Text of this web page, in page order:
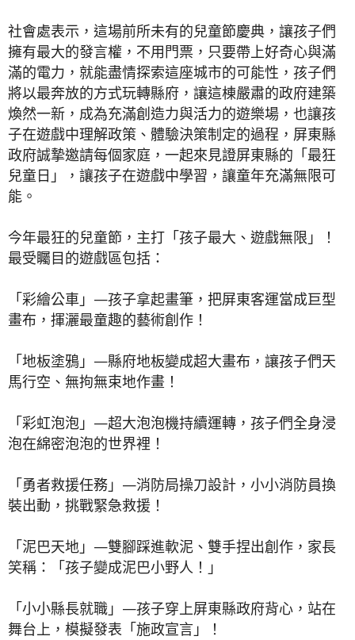
社會處表示，這場前所未有的兒童節慶典，讓孩子們
擁有最大的發言權，不用門票，只要帶上好奇心與滿
滿的電力，就能盡情探索這座城市的可能性，孩子們
將以最奔放的方式玩轉縣府，讓這棟嚴肅的政府建築
煥然一新，成為充滿創造力與活力的遊樂場，也讓孩
子在遊戲中理解政策、體驗決策制定的過程，屏東縣
政府誠摯邀請每個家庭，一起來見證屏東縣的「最狂
兒童日」，讓孩子在遊戲中學習，讓童年充滿無限可
能。
今年最狂的兒童節，主打「孩子最大、遊戲無限」！
最受矚目的遊戲區包括：
「彩繪公車」—孩子拿起畫筆，把屏東客運當成巨型
畫布，揮灑最童趣的藝術創作！
「地板塗鴉」—縣府地板變成超大畫布，讓孩子們天
馬行空、無拘無束地作畫！
「彩虹泡泡」—超大泡泡機持續運轉，孩子們全身浸
泡在綿密泡泡的世界裡！
「勇者救援任務」—消防局操刀設計，小小消防員換
裝出動，挑戰緊急救援！
「泥巴天地」—雙腳踩進軟泥、雙手捏出創作，家長
笑稱：「孩子變成泥巴小野人！」
「小小縣長就職」—孩子穿上屏東縣政府背心，站在
舞台上，模擬發表「施政宣言」！